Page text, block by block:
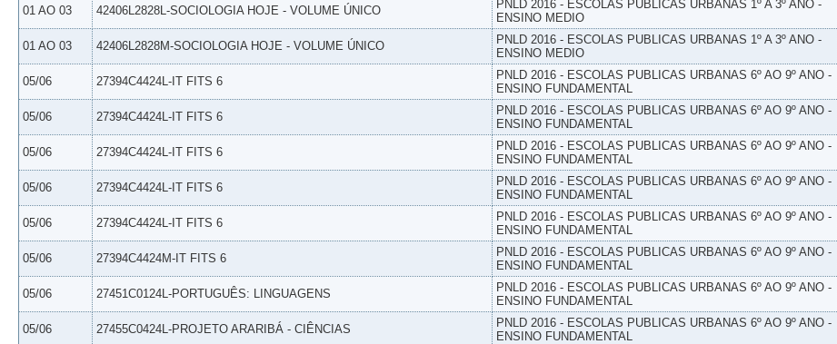
01 AO 03 42406L2828L-SOCIOLOGIA HOJE - VOLUME ÚNICO
PNLD 2016 - ESCOLAS PUBLICAS URBANAS 1º A 3º ANO -
ENSINO MEDIO
01 AO 03 42406L2828M-SOCIOLOGIA HOJE - VOLUME ÚNICO
PNLD 2016 - ESCOLAS PUBLICAS URBANAS 1º A 3º ANO -
ENSINO MEDIO
05/06 27394C4424L-IT FITS 6
PNLD 2016 - ESCOLAS PUBLICAS URBANAS 6º AO 9º ANO -
ENSINO FUNDAMENTAL
05/06 27394C4424L-IT FITS 6
PNLD 2016 - ESCOLAS PUBLICAS URBANAS 6º AO 9º ANO -
ENSINO FUNDAMENTAL
05/06 27394C4424L-IT FITS 6
PNLD 2016 - ESCOLAS PUBLICAS URBANAS 6º AO 9º ANO -
ENSINO FUNDAMENTAL
05/06 27394C4424L-IT FITS 6
PNLD 2016 - ESCOLAS PUBLICAS URBANAS 6º AO 9º ANO -
ENSINO FUNDAMENTAL
05/06 27394C4424L-IT FITS 6
PNLD 2016 - ESCOLAS PUBLICAS URBANAS 6º AO 9º ANO -
ENSINO FUNDAMENTAL
05/06 27394C4424M-IT FITS 6
PNLD 2016 - ESCOLAS PUBLICAS URBANAS 6º AO 9º ANO -
ENSINO FUNDAMENTAL
05/06 27451C0124L-PORTUGUÊS: LINGUAGENS
PNLD 2016 - ESCOLAS PUBLICAS URBANAS 6º AO 9º ANO -
ENSINO FUNDAMENTAL
05/06 27455C0424L-PROJETO ARARIBÁ - CIÊNCIAS
PNLD 2016 - ESCOLAS PUBLICAS URBANAS 6º AO 9º ANO -
ENSINO FUNDAMENTAL